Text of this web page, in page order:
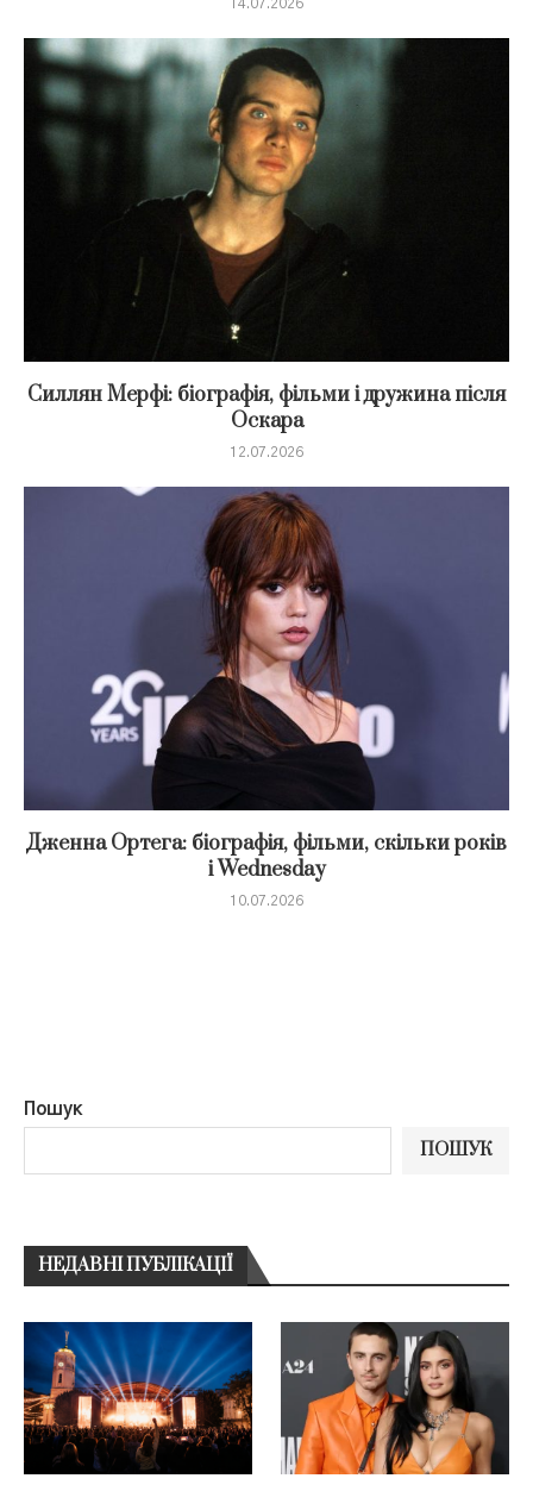
14.07.2026
Силлян Мерфі: біографія, фільми і дружина після
Оскара
12.07.2026
Дженна Ортега: біографія, фільми, скільки років
і Wednesday
10.07.2026
Пошук
ПОШУК
НЕДАВНІ ПУБЛІКАЦІЇ